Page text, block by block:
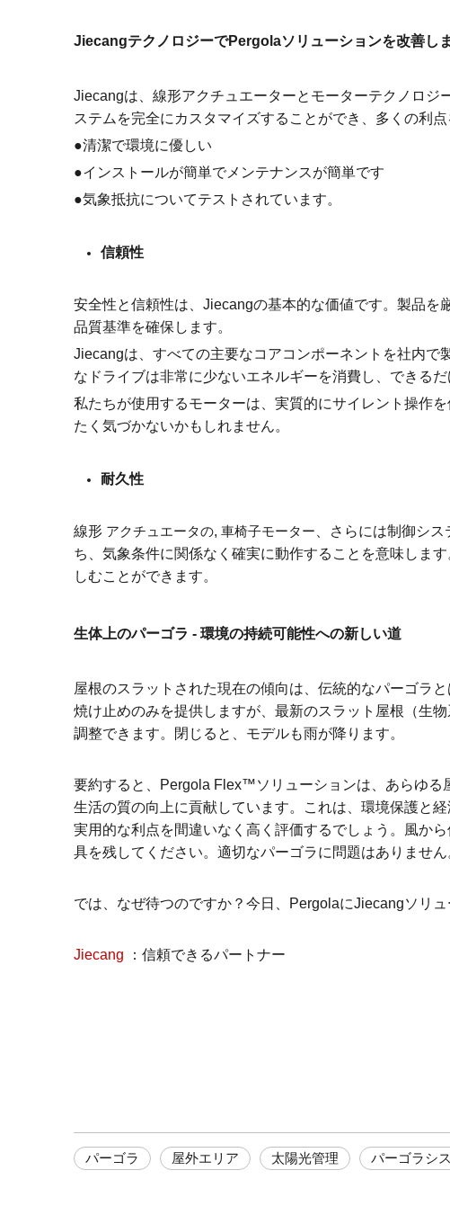
JiecangテクノロジーでPergolaソリューションを改善し
Jiecangは、線形アクチュエーターとモーターテクノロ
ステムを完全にカスタマイズすることができ、多くの利点
●清潔で環境に優しい
●インストールが簡単でメンテナンスが簡単です
●気象抵抗についてテストされています。
信頼性
安全性と信頼性は、Jiecangの基本的な価値です。製品
品質基準を確保します。
Jiecangは、すべての主要なコアコンポーネントを社内
なドライブは非常に少ないエネルギーを消費し、できるだ
私たちが使用するモーターは、実質的にサイレント操作
たく気づかないかもしれません。
耐久性
線形 アクチュエータの, 車椅子モーター 、さらには制御シ
ち、気象条件に関係なく確実に動作することを意味しま
しむことができます。
生体上のパーゴラ - 環境の持続可能性への新しい道
屋根のスラットされた現在の傾向は、伝統的なパーゴラ
焼け止めのみを提供しますが、最新のスラット屋根（生
調整できます。閉じると、モデルも雨が降ります。
要約すると、Pergola Flex™ソリューションは、あらゆる
生活の質の向上に貢献しています。これは、環境保護と
実用的な利点を間違いなく高く評価するでしょう。風か
具を残してください。適切なパーゴラに問題はありません
では、なぜ待つのですか？今日、PergolaにJiecangソリ
Jiecang ：信頼できるパートナー
パーゴラ 屋外エリア 太陽光管理 パーゴラシ